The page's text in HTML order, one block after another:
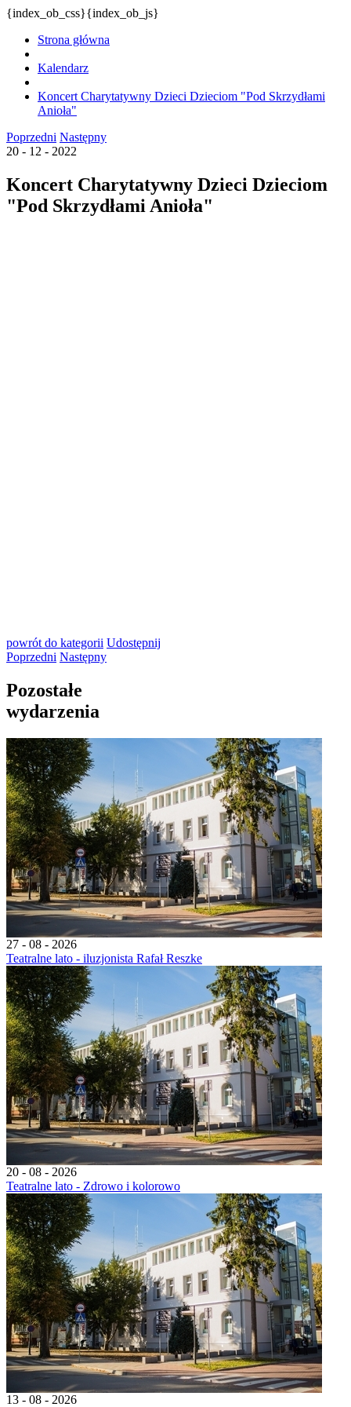
{index_ob_css}{index_ob_js}
Strona główna
Kalendarz
Koncert Charytatywny Dzieci Dzieciom "Pod Skrzydłami
Anioła"
Poprzedni Następny
20 - 12 - 2022
Koncert Charytatywny Dzieci Dzieciom
"Pod Skrzydłami Anioła"
powrót do kategorii Udostępnij
Poprzedni Następny
Pozostałe
wydarzenia
27 - 08 - 2026
Teatralne lato - iluzjonista Rafał Reszke
20 - 08 - 2026
Teatralne lato - Zdrowo i kolorowo
13 - 08 - 2026